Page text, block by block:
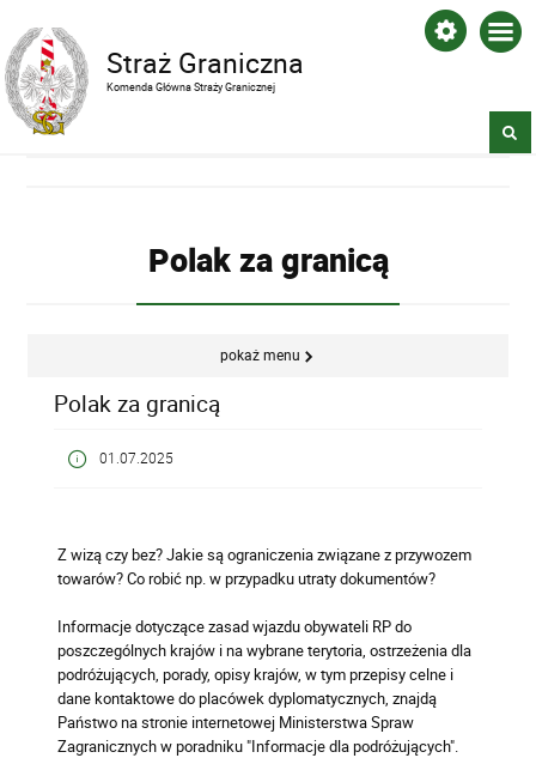
Straż Graniczna
Komenda Główna Straży Granicznej
Polak za granicą
pokaż menu
Polak za granicą
01.07.2025
Z wizą czy bez? Jakie są ograniczenia związane z przywozem
towarów? Co robić np. w przypadku utraty dokumentów?
Informacje dotyczące zasad wjazdu obywateli RP do
poszczególnych krajów i na wybrane terytoria, ostrzeżenia dla
podróżujących, porady, opisy krajów, w tym przepisy celne i
dane kontaktowe do placówek dyplomatycznych, znajdą
Państwo na stronie internetowej Ministerstwa Spraw
Zagranicznych w poradniku "Informacje dla podróżujących".